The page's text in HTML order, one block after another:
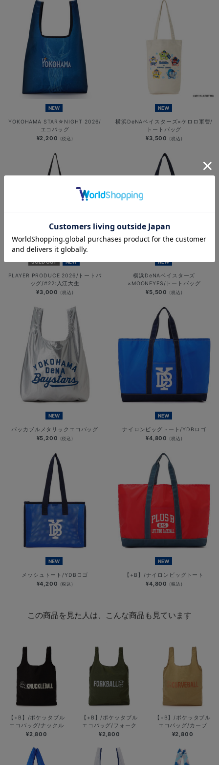
NEW
YOKOHAMA STAR☆NIGHT 2026/
エコバッグ
¥2,200 (税込)
NEW
横浜DeNAベイスターズ×ケロロ軍曹/
トートバッグ
¥3,500 (税込)
SOLD OUT NEW
PLAYER PRODUCE 2026/トートバ
ッグ/#22:入江大生
¥3,000 (税込)
NEW
横浜DeNAベイスターズ
×MOONEYES/トートバッグ
¥5,500 (税込)
NEW
パッカブルメタリックエコバッグ
¥5,200 (税込)
NEW
ナイロンビッグトート/YDBロゴ
¥4,800 (税込)
NEW
メッシュトート/YDBロゴ
¥4,200 (税込)
NEW
【+B】/ナイロンビッグトート
¥4,800 (税込)
この商品を見た人は、こんな商品も見ています
【+B】/ポケッタブル
エコバッグ/ナックル
¥2,800
【+B】/ポケッタブル
エコバッグ/フォーク
¥2,800
【+B】/ポケッタブル
エコバッグ/カーブ
¥2,800